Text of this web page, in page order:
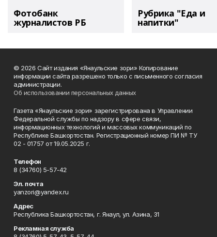
Фотобанк
журналистов РБ
Рубрика "Еда и
напитки"
© 2026 Сайт издания «Янаульские зори» Копирование
информации сайта разрешено только с письменного согласия
администрации.
Об использовании персональных данных
Газета «Янаульские зори» зарегистрирована в Управлении
Федеральной службы по надзору в сфере связи,
информационных технологий и массовых коммуникаций по
Республике Башкортостан. Регистрационный номер ПИ № ТУ
02 - 01757 от 19.05.2025 г.
Телефон
8 (34760) 5-57-42
Эл. почта
yanzori@yandex.ru
Адрес
Республика Башкортостан, г. Янаул, ул. Азина, 31
Рекламная служба